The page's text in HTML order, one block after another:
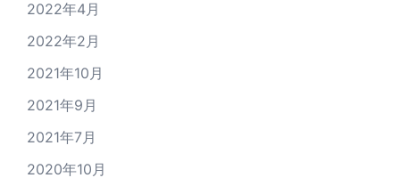
2022年4月
2022年2月
2021年10月
2021年9月
2021年7月
2020年10月